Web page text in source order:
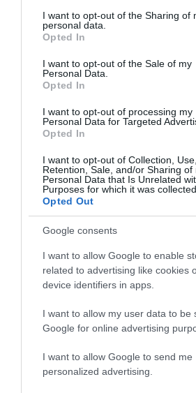
not limited to your visit or usage
grant or deny consent to Google and
use your data for below specified
consent section.
I want to opt-out of the Sharing of
personal data.
Opted In
I want to opt-out of the Sale of my
Personal Data.
Opted In
I want to opt-out of processing my
Personal Data for Targeted
Opted In
I want to opt-out of Collection, Use,
Retention, Sale, and/or Sharing of
Personal Data that Is Unrelated
Purposes for which it was collected.
Opted Out
Google consents
I want to allow Google to enable
related to advertising like cookies
device identifiers in apps.
I want to allow my user data to be
Google for online advertising
I want to allow Google to send me
personalized advertising.